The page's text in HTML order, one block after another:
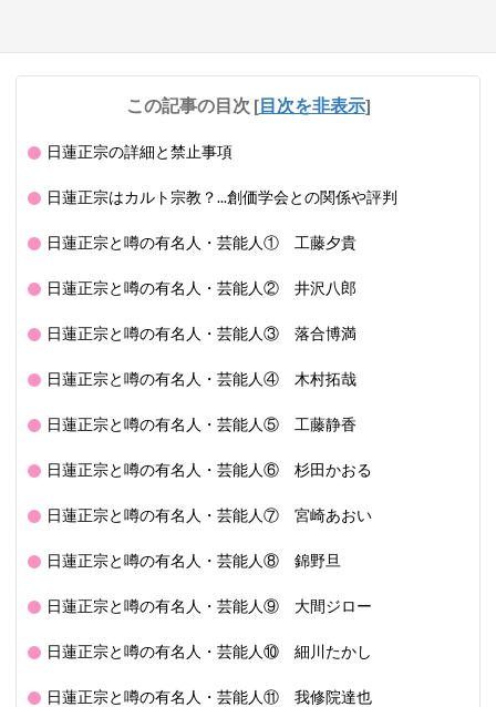
この記事の目次 [目次を非表示]
日蓮正宗の詳細と禁止事項
日蓮正宗はカルト宗教？...創価学会との関係や評判
日蓮正宗と噂の有名人・芸能人① 工藤夕貴
日蓮正宗と噂の有名人・芸能人② 井沢八郎
日蓮正宗と噂の有名人・芸能人③ 落合博満
日蓮正宗と噂の有名人・芸能人④ 木村拓哉
日蓮正宗と噂の有名人・芸能人⑤ 工藤静香
日蓮正宗と噂の有名人・芸能人⑥ 杉田かおる
日蓮正宗と噂の有名人・芸能人⑦ 宮崎あおい
日蓮正宗と噂の有名人・芸能人⑧ 錦野旦
日蓮正宗と噂の有名人・芸能人⑨ 大間ジロー
日蓮正宗と噂の有名人・芸能人⑩ 細川たかし
日蓮正宗と噂の有名人・芸能人⑪ 我修院達也